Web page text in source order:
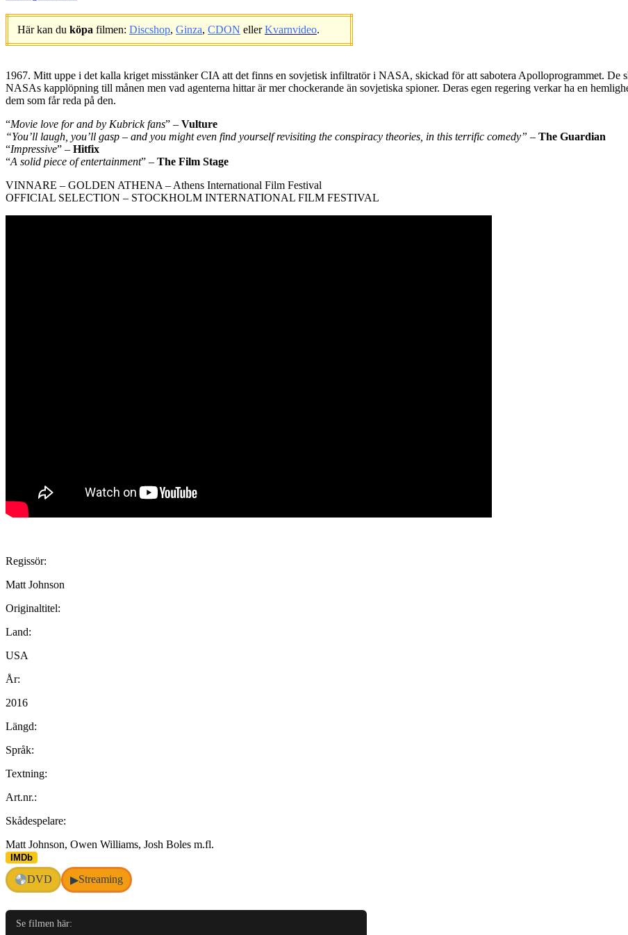
Här kan du köpa filmen: Discshop, Ginza, CDON ellerKvarnvideo.
1967. Mitt uppe i det kalla kriget misstänker CIA att det finns en sovjetisk infiltratör i NASA, skickad för att sabotera Apolloprogrammet. De
NASAs kapplöpning till månen men vad agenterna hittar är mer chockerande än sovjetiska spioner. Deras egen regering verkar ha en
dem som får reda på den.
“Movie love for and by Kubrick fans” – Vulture
“You’ll laugh, you’ll gasp – and you might even find yourself revisiting the conspiracy theories, in this terrific comedy” – The Guardian
“Impressive” – Hitfix
“A solid piece of entertainment” – The Film Stage
VINNARE – GOLDEN ATHENA – Athens International Film Festival
OFFICIAL SELECTION – STOCKHOLM INTERNATIONAL FILM FESTIVAL
Regissör:
Matt Johnson
Originaltitel:
Land:
USA
År:
2016
Längd:
Språk:
Textning:
Art.nr.:
Skådespelare:
Matt Johnson, Owen Williams, Josh Boles m.fl.
IMDb
DVD ▶Streaming
Se filmen här: